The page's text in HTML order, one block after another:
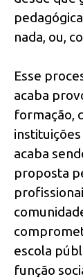
nada, ou,
Esse
acaba
formação,
acaba
proposta
escola
função